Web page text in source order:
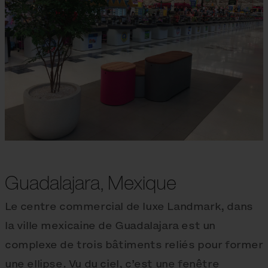
Guadalajara, Mexique
Le centre commercial de luxe Landmark, dans
la ville mexicaine de Guadalajara est un
complexe de trois bâtiments reliés pour former
une ellipse. Vu du ciel, c’est une fenêtre